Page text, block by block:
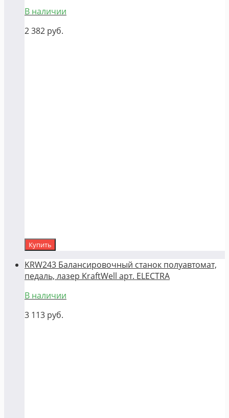
В наличии
2 382 руб.
Купить
KRW243 Балансировочный станок полуавтомат,
педаль, лазер KraftWell арт. ELECTRA
В наличии
3 113 руб.